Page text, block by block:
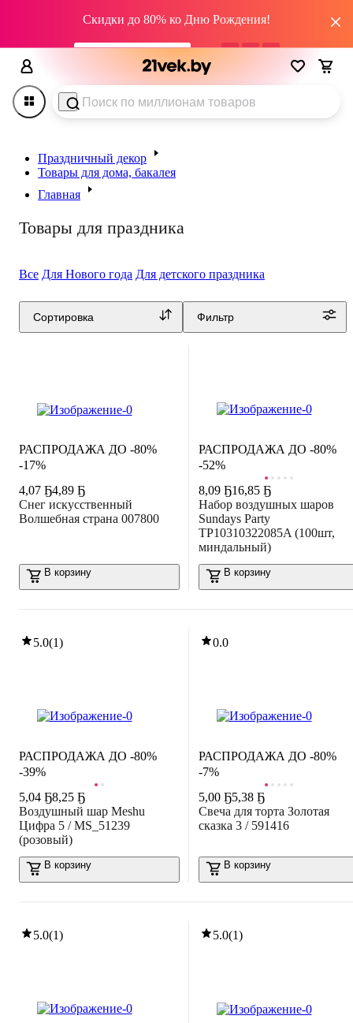
Скидки до 80% ко Дню Рождения!
промокод HAPPY22 03дн 07:22:10
Праздничный декор
Товары для дома, бакалея
Главная
Товары для праздника
Все Для Нового года Для детского праздника
Сортировка Фильтр
5.0(1)
-17%
РАСПРОДАЖА ДО -80%
4,07 Ҕ4,89 Ҕ
Снег искусственный
Волшебная страна 007800
В корзину
0.0
-52%
РАСПРОДАЖА ДО -80%
8,09 Ҕ16,85 Ҕ
Набор воздушных шаров
Sundays Party
TP10310322085A (100шт,
миндальный)
В корзину
5.0(1)
-39%
РАСПРОДАЖА ДО -80%
5,04 Ҕ8,25 Ҕ
Воздушный шар Meshu
Цифра 5 / MS_51239
(розовый)
В корзину
0.0
-7%
РАСПРОДАЖА ДО -80%
5,00 Ҕ5,38 Ҕ
Свеча для торта Золотая
сказка 3 / 591416
В корзину
5.0(1) 5.0(1)